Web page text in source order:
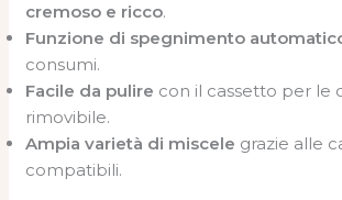
cremoso e ricco.
Funzione di spegnimento
consumi.
Facile da pulire con il cassetto per le
rimovibile.
Ampia varietà di miscele grazie alle
compatibili.